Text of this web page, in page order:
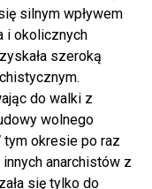
silnym wpływem
i okolicznych
szeroką
do walki z
wolnego
tym okresie po raz
innych anarchistów z
się tylko do